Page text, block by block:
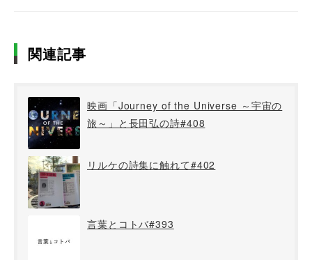
関連記事
映画「Journey of the Universe ～宇宙の
旅～」と長田弘の詩#408
リルケの詩集に触れて#402
言葉とコトバ#393